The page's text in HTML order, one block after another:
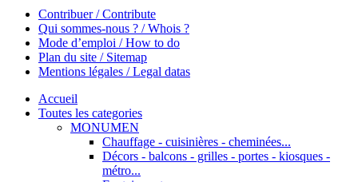
Contribuer / Contribute
Qui sommes-nous ? / Whois ?
Mode d’emploi / How to do
Plan du site / Sitemap
Mentions légales / Legal datas
Accueil
Toutes les categories
MONUMEN
Chauffage - cuisinières - cheminées...
Décors - balcons - grilles - portes - kiosques -
métro...